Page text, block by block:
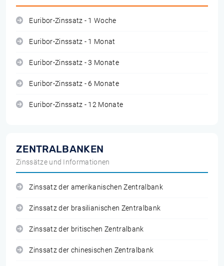
Euribor-Zinssatz - 1 Woche
Euribor-Zinssatz - 1 Monat
Euribor-Zinssatz - 3 Monate
Euribor-Zinssatz - 6 Monate
Euribor-Zinssatz - 12 Monate
ZENTRALBANKEN
Zinssätze und Informationen
Zinssatz der amerikanischen Zentralbank
Zinssatz der brasilianischen Zentralbank
Zinssatz der britischen Zentralbank
Zinssatz der chinesischen Zentralbank